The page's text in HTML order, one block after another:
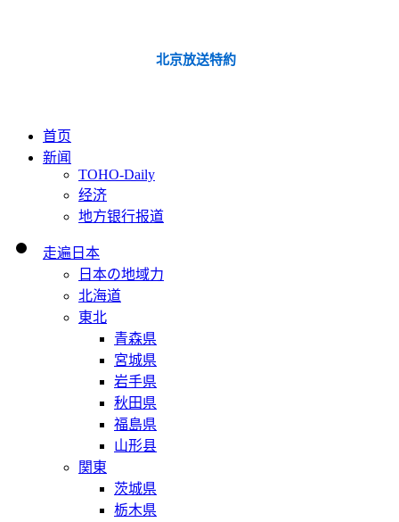
北京放送特約
首页
新闻
TOHO-Daily
经济
地方银行报道
走遍日本
日本の地域力
北海道
東北
青森県
宮城県
岩手県
秋田県
福島県
山形县
関東
茨城県
栃木県